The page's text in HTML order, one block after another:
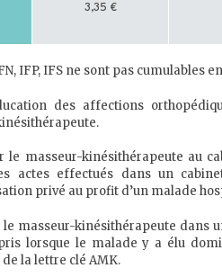
3,35 €
IFP, IFS ne sont pas cumulables
des affections
le masseur-kinésithérapeute au
actes effectués dans un
privé au profit d’un malade
le masseur-kinésithérapeute dans
lorsque le malade y a élu
la lettre clé AMK.